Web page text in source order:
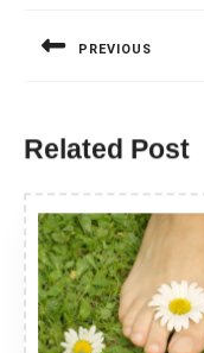
PREVIOUS
Related Post